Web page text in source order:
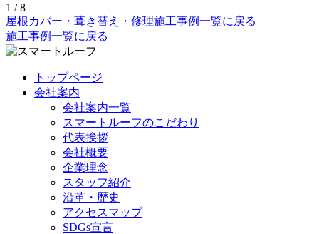
1 /8
屋根カバー・葺き替え・修理施工事例一覧に戻る
施工事例一覧に戻る
トップページ
会社案内
会社案内一覧
スマートルーフのこだわり
代表挨拶
会社概要
企業理念
スタッフ紹介
沿革・歴史
アクセスマップ
SDGs宣言